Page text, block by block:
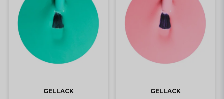
GELLACK GELLACK